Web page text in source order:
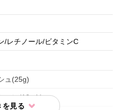
/レチノール/ビタミンC
ュ(25g)
ョン(12mL)